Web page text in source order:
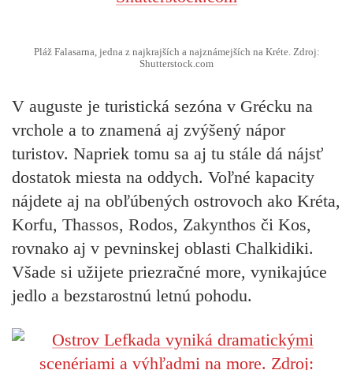
Pláž Falasarna, jedna z najkrajších a najznámejších na Kréte. Zdroj:
Shutterstock.com
V auguste je turistická sezóna v Grécku na
vrchole a to znamená aj zvýšený nápor
turistov. Napriek tomu sa aj tu stále dá nájsť
dostatok miesta na oddych. Voľné kapacity
nájdete aj na obľúbených ostrovoch ako Kréta,
Korfu, Thassos, Rodos, Zakynthos či Kos,
rovnako aj v pevninskej oblasti Chalkidiki.
Všade si užijete priezračné more, vynikajúce
jedlo a bezstarostnú letnú pohodu.